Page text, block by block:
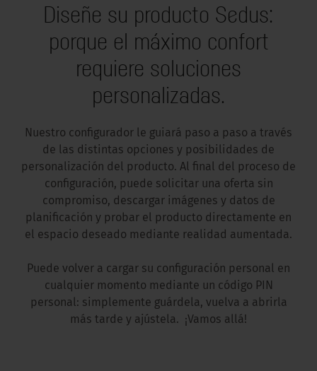
Diseñe su producto Sedus:
porque el máximo confort
requiere soluciones
personalizadas.
Nuestro configurador le guiará paso a paso a través
de las distintas opciones y posibilidades de
personalización del producto. Al final del proceso de
configuración, puede solicitar una oferta sin
compromiso, descargar imágenes y datos de
planificación y probar el producto directamente en
el espacio deseado mediante realidad aumentada.
Puede volver a cargar su configuración personal en
cualquier momento mediante un código PIN
personal: simplemente guárdela, vuelva a abrirla
más tarde y ajústela. ¡Vamos allá!